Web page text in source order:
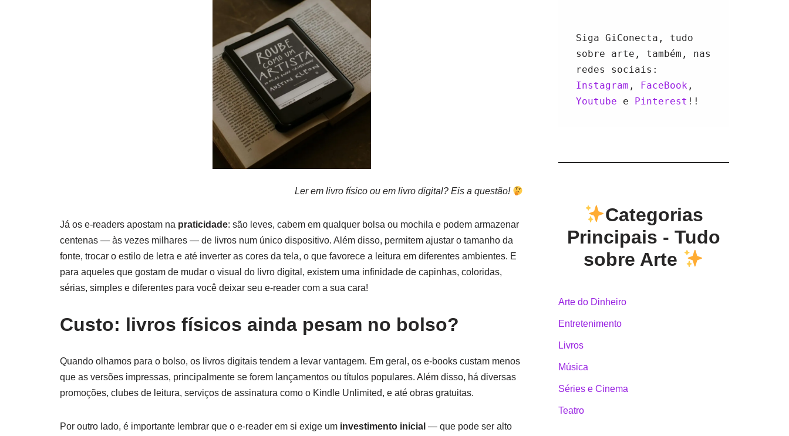
Ler em livro físico ou em livro digital? Eis a questão!
Já os e-readers apostam na praticidade: são leves, cabem em qualquer bolsa ou mochila e podem armazenar
centenas — às vezes milhares — de livros num único dispositivo. Além disso, permitem ajustar o tamanho da
fonte, trocar o estilo de letra e até inverter as cores da tela, o que favorece a leitura em diferentes ambientes. E
para aqueles que gostam de mudar o visual do livro digital, existem uma infinidade de capinhas, coloridas,
sérias, simples e diferentes para você deixar seu e-reader com a sua cara!
Custo: livros físicos ainda pesam no bolso?
Quando olhamos para o bolso, os livros digitais tendem a levar vantagem. Em geral, os e-books custam menos
que as versões impressas, principalmente se forem lançamentos ou títulos populares. Além disso, há diversas
promoções, clubes de leitura, serviços de assinatura como o Kindle Unlimited, e até obras gratuitas.
Por outro lado, é importante lembrar que o e-reader em si exige um investimento inicial — que pode ser alto
Siga GiConecta, tudo
sobre arte, também, nas
Instagram , FaceBook
Youtube e Pinterest !!
Categorias
Principais - Tudo
sobre Arte
Arte do Dinheiro
Entretenimento
Livros
Música
Séries e Cinema
Teatro